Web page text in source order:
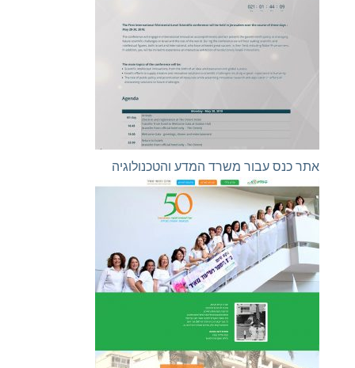
אתר כנס עבור משרד המדע והטכנולוגיה